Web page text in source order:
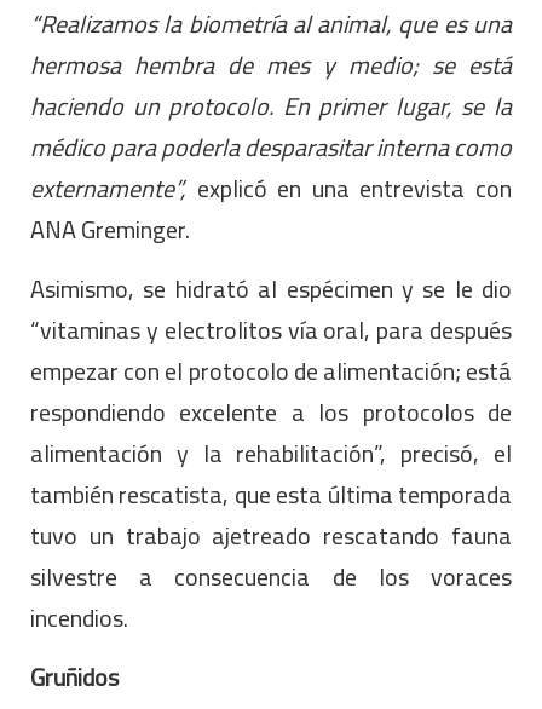
“Realizamos la biometría al animal, que es una
hermosa hembra de mes y medio; se está
haciendo un protocolo. En primer lugar, se la
médico para poderla desparasitar interna como
externamente”, explicó en una entrevista con
ANA Greminger.
Asimismo, se hidrató al espécimen y se le dio
“vitaminas y electrolitos vía oral, para después
empezar con el protocolo de alimentación; está
respondiendo excelente a los protocolos de
alimentación y la rehabilitación”, precisó, el
también rescatista, que esta última temporada
tuvo un trabajo ajetreado rescatando fauna
silvestre a consecuencia de los voraces
incendios.
Gruñidos